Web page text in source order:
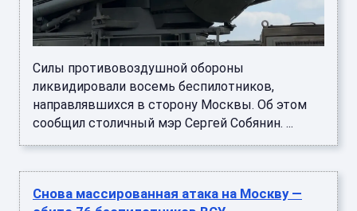
Силы противовоздушной обороны
ликвидировали восемь беспилотников,
направлявшихся в сторону Москвы. Об этом
сообщил столичный мэр Сергей Собянин. ...
Снова массированная атака на Москву —